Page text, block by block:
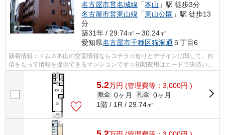
名古屋市営名城線 「本山 」駅 徒歩3分
名古屋市営東山線 「東山公園 」駅 徒歩13
分
築31年 / 29.74㎡～30.24㎡
愛知県名古屋市千種区猫洞通 ５丁目6
新着情報：ドムス本山の空室情報ならコチラ☆造りとデザインに関して、自
信をもって情報を提供できるマンションです☆初期費用はカードで決済いた
だけます☆自走式の駐車場がある物件です...
5.2万円 (管理費等：3,000円 )
敷金 0ヶ月 礼金 0ヶ月
1階 / 1R / 29.74㎡